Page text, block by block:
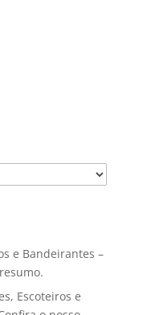
e Bandeirantes –
Escoteiros e